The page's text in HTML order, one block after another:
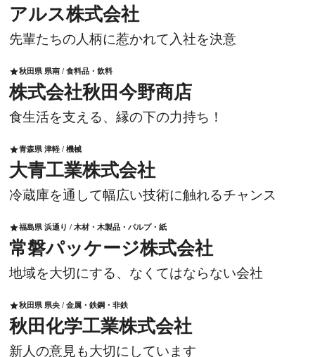
アルス株式会社
先輩たちの人柄に惹かれて入社を決意
star秋田県 県南 / 食料品・飲料
株式会社秋田今野商店
食生活を支える、縁の下の力持ち！
star青森県 津軽 / 機械
大青工業株式会社
冷蔵庫を通して幅広い技術に触れるチャンス
star福島県 浜通り / 木材・木製品・パルプ・紙
常磐パッケージ株式会社
地域を大切にする、なくてはならない会社
star秋田県 県央 / 金属・鉄鋼・非鉄
秋田化学工業株式会社
新人の意見も大切にしています